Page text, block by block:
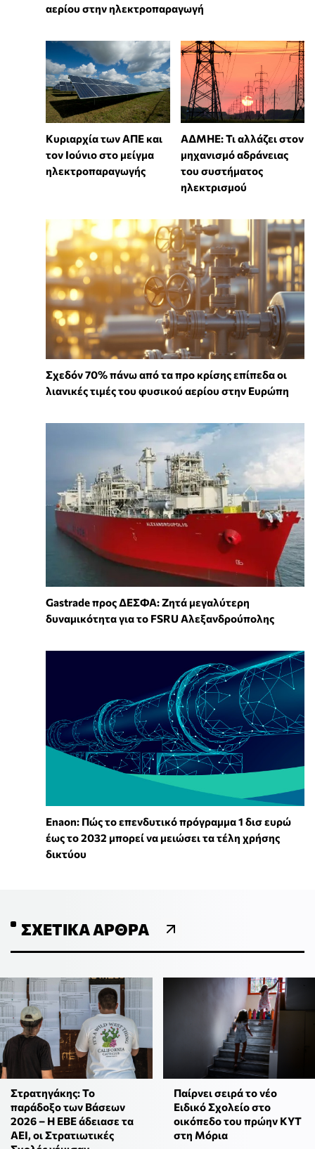
αερίου στην ηλεκτροπαραγωγή
Κυριαρχία των ΑΠΕ και
τον Ιούνιο στο μείγμα
ηλεκτροπαραγωγής
ΑΔΜΗΕ: Τι αλλάζει στον
μηχανισμό αδράνειας
του συστήματος
ηλεκτρισμού
Σχεδόν 70% πάνω από τα προ κρίσης επίπεδα οι
λιανικές τιμές του φυσικού αερίου στην Ευρώπη
Gastrade προς ΔΕΣΦΑ: Ζητά μεγαλύτερη
δυναμικότητα για το FSRU Αλεξανδρούπολης
Enaon: Πώς το επενδυτικό πρόγραμμα 1 δισ ευρώ
έως το 2032 μπορεί να μειώσει τα τέλη χρήσης
δικτύου
ΣΧΕΤΙΚΆ ΆΡΘΡΑ
Στρατηγάκης: Το
παράδοξο των Βάσεων
2026 – Η ΕΒΕ άδειασε τα
ΑΕΙ, οι Στρατιωτικές
Παίρνει σειρά το νέο
Ειδικό Σχολείο στο
οικόπεδο του πρώην ΚΥΤ
στη Μόρια